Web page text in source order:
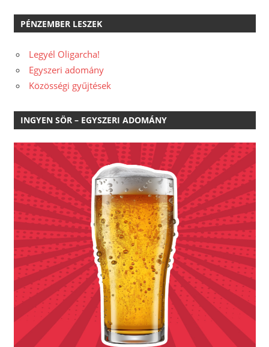
PÉNZEMBER LESZEK
Legyél Oligarcha!
Egyszeri adomány
Közösségi gyűjtések
INGYEN SÖR – EGYSZERI ADOMÁNY